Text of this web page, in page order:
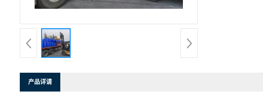
产品详请